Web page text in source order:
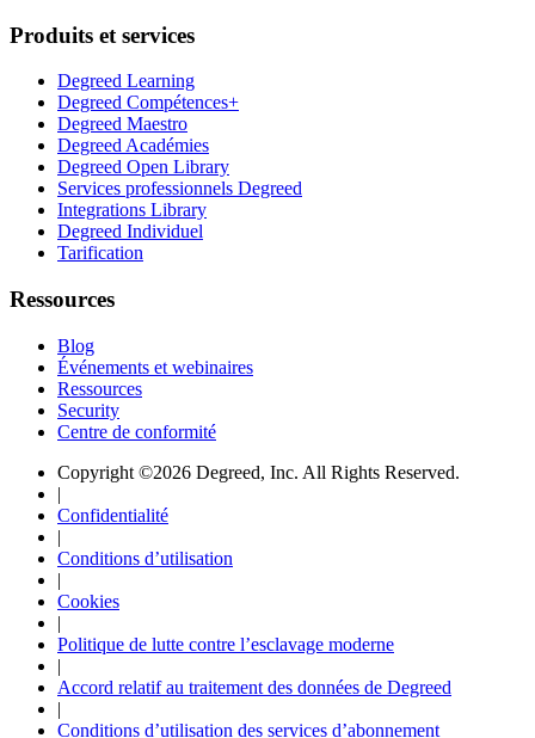
Produits et services
Degreed Learning
Degreed Compétences+
Degreed Maestro
Degreed Académies
Degreed Open Library
Services professionnels Degreed
Integrations Library
Degreed Individuel
Tarification
Ressources
Blog
Événements et webinaires
Ressources
Security
Centre de conformité
Copyright ©2026 Degreed, Inc. All Rights Reserved.
|
Confidentialité
|
Conditions d’utilisation
|
Cookies
|
Politique de lutte contre l’esclavage moderne
|
Accord relatif au traitement des données de Degreed
|
Conditions d’utilisation des services d’abonnement